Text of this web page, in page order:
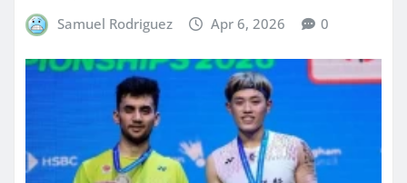
Samuel Rodriguez Apr 6, 2026 0